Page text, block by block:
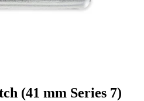
(41 mm Series 7)